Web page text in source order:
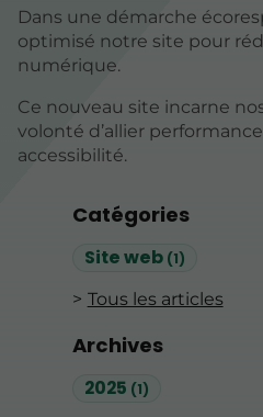
Catégories
Site web (1)
Tous les articles
Archives
2025 (1)
Dans une démarche
optimisé notre site pour
numérique.
Ce nouveau site incarne
volonté d’allier
accessibilité.